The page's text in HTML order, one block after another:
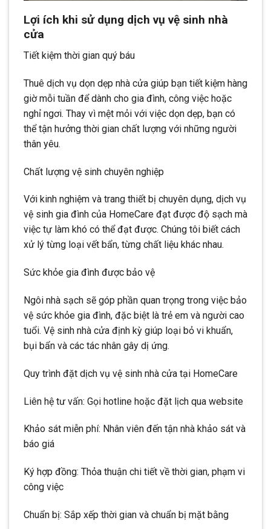
Lợi ích khi sử dụng dịch vụ vệ sinh nhà
cửa
Tiết kiệm thời gian quý báu
Thuê dịch vụ dọn dẹp nhà cửa giúp bạn tiết kiệm hàng
giờ mỗi tuần để dành cho gia đình, công việc hoặc
nghỉ ngơi. Thay vì mệt mỏi với việc dọn dẹp, bạn có
thể tận hưởng thời gian chất lượng với những người
thân yêu.
Chất lượng vệ sinh chuyên nghiệp
Với kinh nghiệm và trang thiết bị chuyên dụng, dịch vụ
vệ sinh gia đình của HomeCare đạt được độ sạch mà
việc tự làm khó có thể đạt được. Chúng tôi biết cách
xử lý từng loại vết bẩn, từng chất liệu khác nhau.
Sức khỏe gia đình được bảo vệ
Ngôi nhà sạch sẽ góp phần quan trọng trong việc bảo
vệ sức khỏe gia đình, đặc biệt là trẻ em và người cao
tuổi. Vệ sinh nhà cửa định kỳ giúp loại bỏ vi khuẩn,
bụi bẩn và các tác nhân gây dị ứng.
Quy trình đặt dịch vụ vệ sinh nhà cửa tại HomeCare
Liên hệ tư vấn: Gọi hotline hoặc đặt lịch qua website
Khảo sát miễn phí: Nhân viên đến tận nhà khảo sát và
báo giá
Ký hợp đồng: Thỏa thuận chi tiết về thời gian, phạm vi
công việc
Chuẩn bị: Sắp xếp thời gian và chuẩn bị mặt bằng